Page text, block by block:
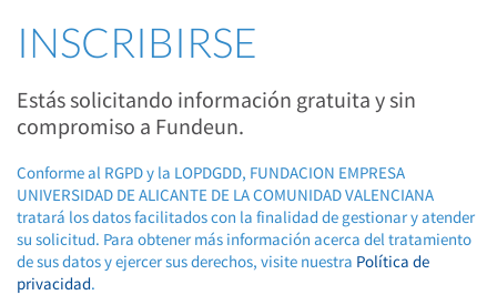
INSCRIBIRSE
Estás solicitando información gratuita y sin
compromiso a Fundeun.
Conforme al RGPD y la LOPDGDD, FUNDACION EMPRESA
UNIVERSIDAD DE ALICANTE DE LA COMUNIDAD VALENCIANA
tratará los datos facilitados con la finalidad de gestionar y atender
su solicitud. Para obtener más información acerca del tratamiento
de sus datos y ejercer sus derechos, visite nuestra Política de
privacidad.